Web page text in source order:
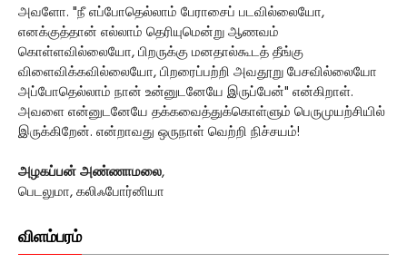
அவளோ. "நீ எப்போதெல்லாம் பேராசைப் படவில்லையோ,
எனக்குத்தான் எல்லாம் தெரியுமென்று ஆணவம்
கொள்ளவில்லையோ, பிறருக்கு மனதால்கூடத் தீங்கு
விளைவிக்கவில்லையோ, பிறரைப்பற்றி அவதூறு பேசவில்லையோ
அப்போதெல்லாம் நான் உன்னுடனேயே இருப்பேன்" என்கிறாள்.
அவளை என்னுடனேயே தக்கவைத்துக்கொள்ளும் பெருமுயற்சியில்
இருக்கிறேன். என்றாவது ஒருநாள் வெற்றி நிச்சயம்!
அழகப்பன் அண்ணாமலை,
பெடலுமா, கலிஃபோர்னியா
விளம்பரம்